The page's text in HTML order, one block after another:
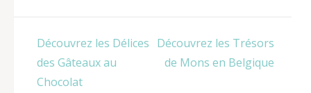
Navigation
de
l’article
Découvrez les Délices
des Gâteaux au
Chocolat
Découvrez les Trésors
de Mons en Belgique